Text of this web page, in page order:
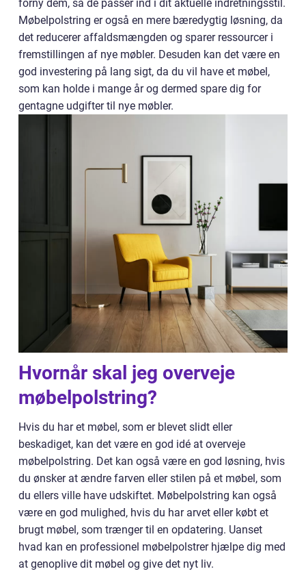
forny dem, så de passer ind i dit aktuelle indretningsstil.
Møbelpolstring er også en mere bæredygtig løsning, da
det reducerer affaldsmængden og sparer ressourcer i
fremstillingen af nye møbler. Desuden kan det være en
god investering på lang sigt, da du vil have et møbel,
som kan holde i mange år og dermed spare dig for
gentagne udgifter til nye møbler.
Hvornår skal jeg overveje
møbelpolstring?
Hvis du har et møbel, som er blevet slidt eller
beskadiget, kan det være en god idé at overveje
møbelpolstring. Det kan også være en god løsning, hvis
du ønsker at ændre farven eller stilen på et møbel, som
du ellers ville have udskiftet. Møbelpolstring kan også
være en god mulighed, hvis du har arvet eller købt et
brugt møbel, som trænger til en opdatering. Uanset
hvad kan en professionel møbelpolstrer hjælpe dig med
at genoplive dit møbel og give det nyt liv.